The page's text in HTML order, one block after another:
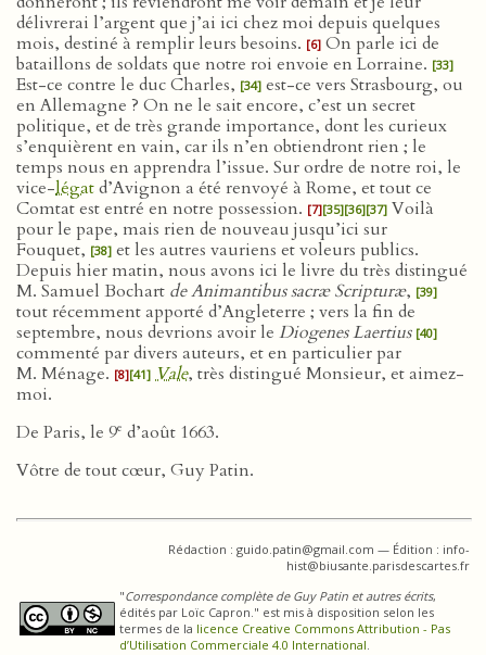
délivrerai l’argent que j’ai ici chez moi depuis quelques
mois, destiné à remplir leurs besoins. [6] On parle ici de
bataillons de soldats que notre roi envoie en Lorraine. [33]
Est-ce contre le duc Charles, [34] est-ce vers Strasbourg, ou
en Allemagne ? On ne le sait encore, c’est un secret
politique, et de très grande importance, dont les curieux
s’enquièrent en vain, car ils n’en obtiendront rien ; le
temps nous en apprendra l’issue. Sur ordre de notre roi, le
vice-légatd’Avignon a été renvoyé à Rome, et tout ce
Comtat est entré en notre possession. [7][35][36][37] Voilà
pour le pape, mais rien de nouveau jusqu’ici sur
Fouquet, [38] et les autres vauriens et voleurs publics.
Depuis hier matin, nous avons ici le livre du très distingué
M. Samuel Bochart de Animantibus sacræ Scripturæ, [39]
tout récemment apporté d’Angleterre ; vers la fin de
septembre, nous devrions avoir le Diogenes Laertius [40]
commenté par divers auteurs, et en particulier par
M. Ménage. [8][41] Vale, très distingué Monsieur, et aimez-
moi.
De Paris, le 9e d’août 1663.
Vôtre de tout cœur, Guy Patin.
Rédaction : guido.patin@gmail.com — Édition : info-
hist@biusante.parisdescartes.fr
"Correspondance complète de Guy Patin et autres écrits,
édités par Loïc Capron." est mis à disposition selon les
termes de la licence Creative Commons Attribution - Pas
d’Utilisation Commerciale 4.0 International.